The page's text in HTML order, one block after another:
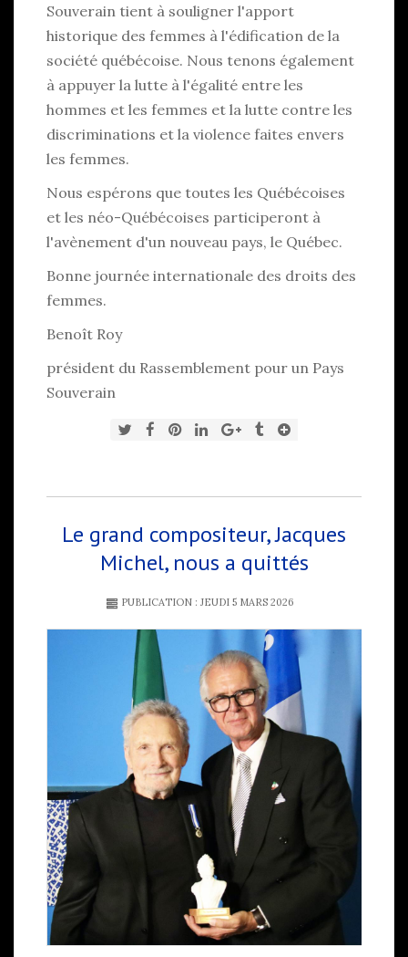
Souverain tient à souligner l'apport
historique des femmes à l'édification de la
société québécoise. Nous tenons également
à appuyer la lutte à l'égalité entre les
hommes et les femmes et la lutte contre les
discriminations et la violence faites envers
les femmes.
Nous espérons que toutes les Québécoises
et les néo-Québécoises participeront à
l'avènement d'un nouveau pays, le Québec.
Bonne journée internationale des droits des
femmes.
Benoît Roy
président du Rassemblement pour un Pays
Souverain
Le grand compositeur, Jacques
Michel, nous a quittés
PUBLICATION : JEUDI 5 MARS 2026